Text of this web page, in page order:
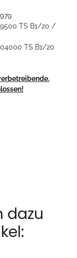
TS B1/20 /
TS B1/20
dazu